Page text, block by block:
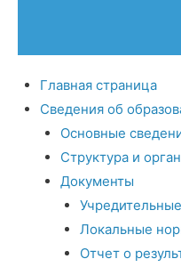
Главная страница
Сведения об
Основные
Структура и
Документы
Локальные
Отчет о